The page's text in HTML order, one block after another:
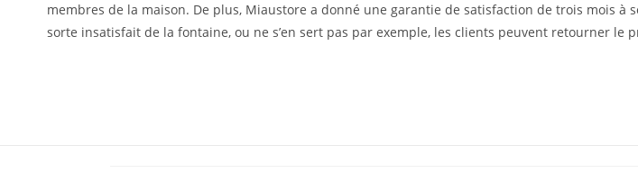
membres de la maison. De plus, Miaustore a donné une garantie de satisfaction de trois mois
sorte insatisfait de la fontaine, ou ne s’en sert pas par exemple, les clients peuvent retourner le